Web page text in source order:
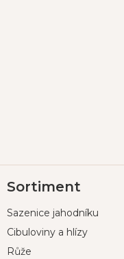
á
a
Sortiment
Sazenice jahodníku
Cibuloviny a hlízy
Růže